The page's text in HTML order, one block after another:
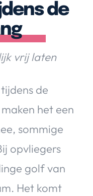
de
vrij laten
de
het een
sommige
opvliegers
golf van
Het komt